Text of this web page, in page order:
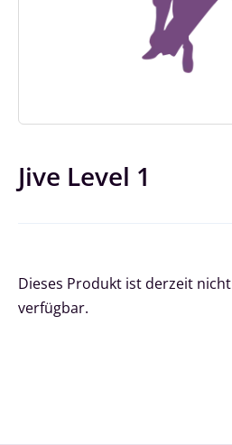
Jive Level 1
Dieses Produkt ist derzeit
verfügbar.